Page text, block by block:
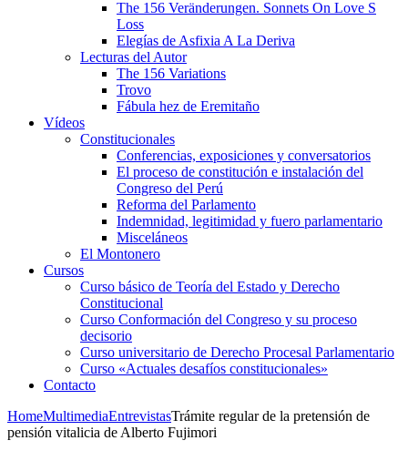
The 156 Veränderungen. Sonnets On Love S
Loss
Elegías de Asfixia A La Deriva
Lecturas del Autor
The 156 Variations
Trovo
Fábula hez de Eremitaño
Vídeos
Constitucionales
Conferencias, exposiciones y conversatorios
El proceso de constitución e instalación del
Congreso del Perú
Reforma del Parlamento
Indemnidad, legitimidad y fuero parlamentario
Misceláneos
El Montonero
Cursos
Curso básico de Teoría del Estado y Derecho
Constitucional
Curso Conformación del Congreso y su proceso
decisorio
Curso universitario de Derecho Procesal Parlamentario
Curso «Actuales desafíos constitucionales»
Contacto
HomeMultimediaEntrevistasTrámite regular de la pretensión de
pensión vitalicia de Alberto Fujimori